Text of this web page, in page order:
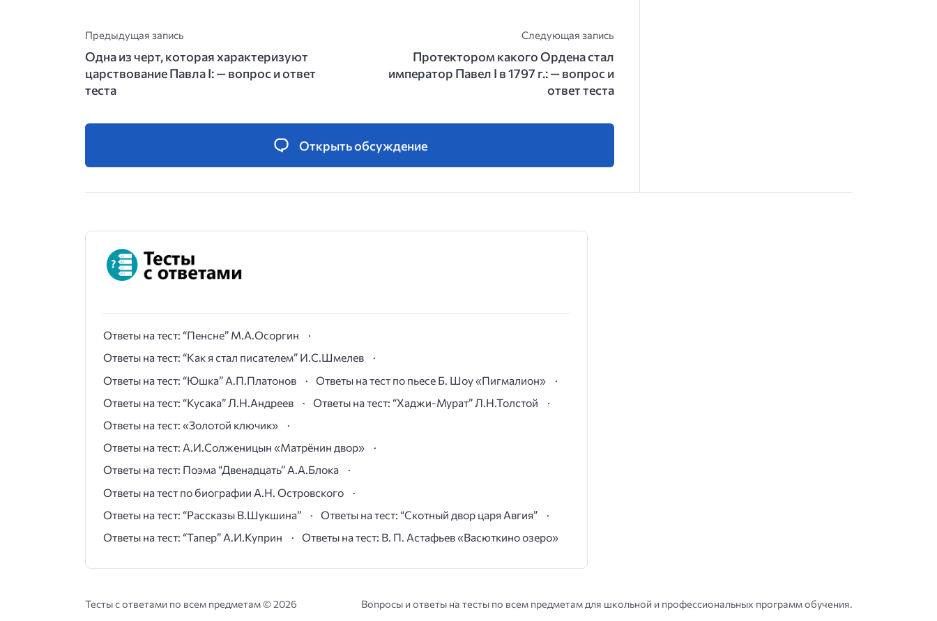
Предыдущая запись
Одна из черт, которая характеризуют
царствование Павла I: — вопрос и ответ
теста
Следующая запись
Протектором какого Ордена стал
император Павел I в 1797 г.: — вопрос и
ответ теста
Открыть обсуждение
Ответы на тест: “Пенсне” М.А.Осоргин
Ответы на тест: “Как я стал писателем” И.С.Шмелев
Ответы на тест: “Юшка” А.П.Платонов
Ответы на тест по пьесе Б. Шоу «Пигмалион»
Ответы на тест: “Кусака” Л.Н.Андреев
Ответы на тест: “Хаджи-Мурат” Л.Н.Толстой
Ответы на тест: «Золотой ключик»
Ответы на тест: А.И.Солженицын «Матрёнин двор»
Ответы на тест: Поэма “Двенадцать” А.А.Блока
Ответы на тест по биографии А.Н. Островского
Ответы на тест: “Рассказы В.Шукшина”
Ответы на тест: “Скотный двор царя Авгия”
Ответы на тест: “Тапер” А.И.Куприн
Ответы на тест: В. П. Астафьев «Васюткино озеро»
Тесты с ответами по всем предметам © 2026 Вопросы и ответы на тесты по всем предметам для школьной и профессиональных программ обучения.